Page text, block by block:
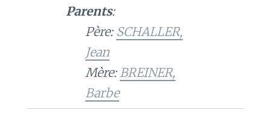
Parents:
Père: SCHALLER,
Jean
Mère: BREINER,
Barbe